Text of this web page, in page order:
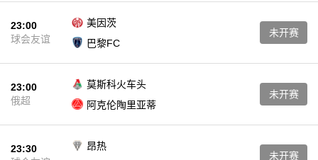
23:00
球会友谊
美因茨
巴黎FC
未开赛
23:00
俄超
莫斯科火车头
阿克伦陶里亚蒂
未开赛
23:30
昂热
未开赛